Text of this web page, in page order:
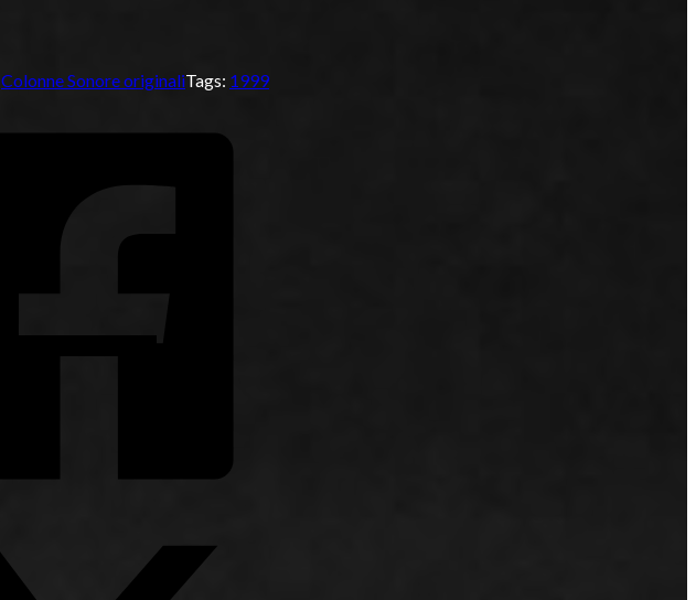
Colonne Sonore originaliTags: 1999